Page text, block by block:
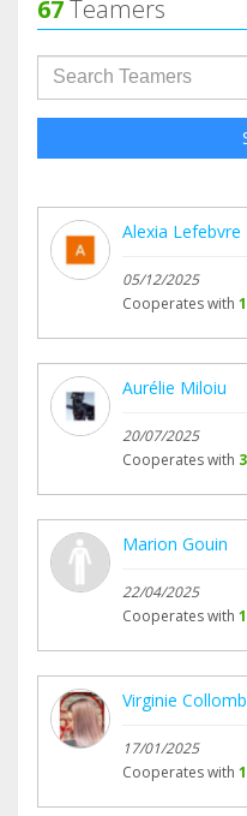
67Teamers
Alexia Lefebvre
05/12/2025
Cooperates with 1
Aurélie Miloiu
20/07/2025
Cooperates with 3
Marion Gouin
22/04/2025
Cooperates with
Virginie
17/01/2025
Cooperates with